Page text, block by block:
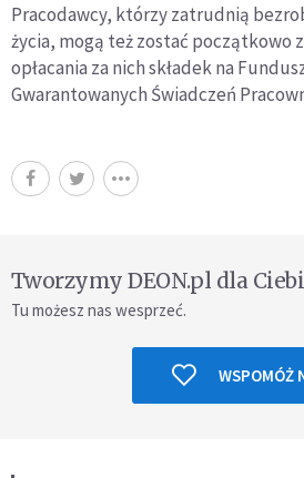
Pracodawcy, którzy zatrudnią
życia, mogą też zostać początkowo
opłacania za nich składek na
Gwarantowanych Świadczeń
Tworzymy DEON.pl dla
Tu możesz nas wesprzeć.
WSPOMÓŻ